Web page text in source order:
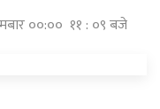
००:०० ११ : ०९ बजे